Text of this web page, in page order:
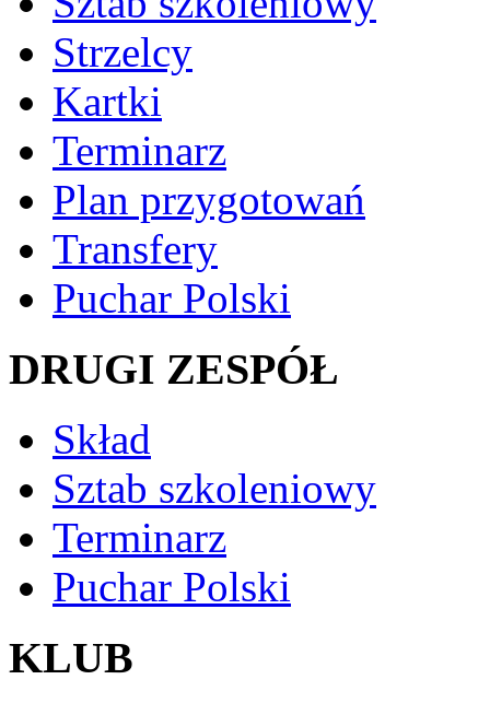
Strzelcy
Kartki
Terminarz
Plan przygotowań
Transfery
Puchar Polski
DRUGI ZESPÓŁ
Skład
Sztab szkoleniowy
Terminarz
Puchar Polski
KLUB